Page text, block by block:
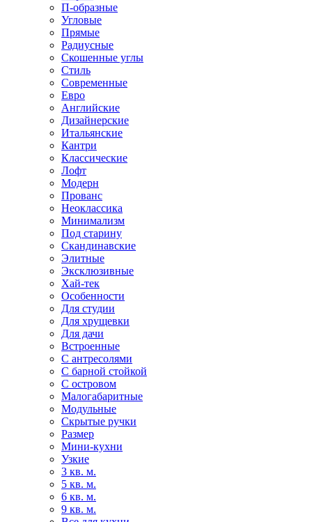
П-образные
Угловые
Прямые
Радиусные
Скошенные углы
Стиль
Современные
Евро
Английские
Дизайнерские
Итальянские
Кантри
Классические
Лофт
Модерн
Прованс
Неоклассика
Минимализм
Под старину
Скандинавские
Элитные
Эксклюзивные
Хай-тек
Особенности
Для студии
Для хрущевки
Для дачи
Встроенные
С антресолями
С барной стойкой
С островом
Малогабаритные
Модульные
Скрытые ручки
Размер
Мини-кухни
Узкие
3 кв. м.
5 кв. м.
6 кв. м.
9 кв. м.